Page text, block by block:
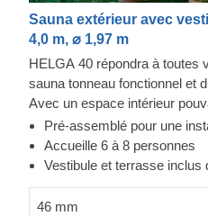
Sauna extérieur avec
4,0 m, ⌀ 1,97 m
HELGA 40 répondra à toutes
sauna tonneau fonctionnel et
Avec un espace intérieur
personnes, il est
nombreuse ou au partage
de 46 mm (ou en bois
doté d'un petit vestibule de 1
Pré-assemblé pour une
Accueille 6 à 8 personnes
Vestibule et terrasse inclus
46 mm